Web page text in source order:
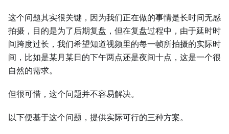
这个问题其实很关键，因为我们正在做的事情是长时间无感
拍摄，目的是为了后期复盘，但在复盘过程中，由于延时时
间跨度过长，我们希望知道视频里的每一帧所拍摄的实际时
间，比如是某月某日的下午两点还是夜间十点，这是一个很
自然的需求。
但很可惜，这个问题并不容易解决。
以下便基于这个问题，提供实际可行的三种方案。